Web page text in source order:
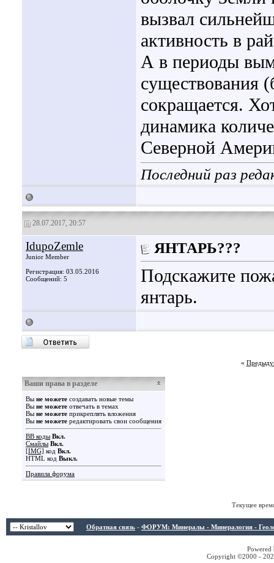
вызвал
активность в
А в периоды
существования
сокращается.
динамика
Северной
Последний раз
28.07.2017, 20:57
IdupoZemle
Junior Member
Регистрация: 03.05.2016
Сообщений: 5
ЯНТАРЬ???
Подскажите
янтарь.
«
Ваши права в разделе
Вы не можете создавать новые темы
Вы не можете отвечать в темах
Вы не можете прикреплять вложения
Вы не можете редактировать свои сообщения
BB коды Вкл.
Смайлы Вкл.
[IMG] код Вкл.
HTML код Выкл.
Правила форума
Текущее
Обратная связь - ФОРУМ: Минералы - Минералогия -
Copyright ©2000 -